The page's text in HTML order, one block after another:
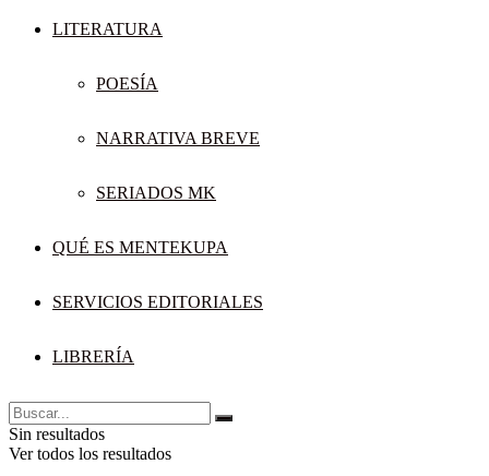
LITERATURA
POESÍA
NARRATIVA BREVE
SERIADOS MK
QUÉ ES MENTEKUPA
SERVICIOS EDITORIALES
LIBRERÍA
Sin resultados
Ver todos los resultados